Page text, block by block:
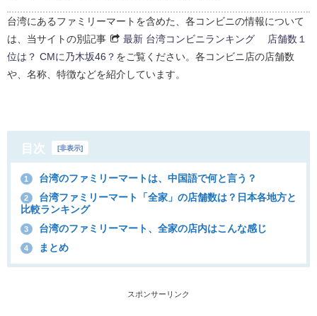
台湾にあるファミリーマートを含めた、各コンビニの情報について
は、当サイトの別記事
最新 台湾コンビニランキング 店舗数１
位は？ CMに乃木坂46？ をご覧ください。各コンビニ店の店舗数
や、名称、特徴などを紹介しています。
目次 [非表示]
1 台湾のファミリーマートは、中国語で何と言う？
2
台湾ファミリーマート「全家」の店舗数は？日本各地方と
比較ランキング
3 台湾のファミリーマート、全家の店内はこんな感じ
4 まとめ
スポンサーリンク